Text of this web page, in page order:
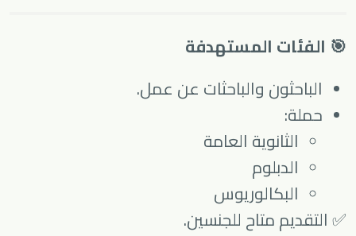
🎯 الفئات المستهدفة
الباحثون والباحثات عن عمل.
حملة:
الثانوية العامة
الدبلوم
البكالوريوس
✅ التقديم متاح للجنسين.